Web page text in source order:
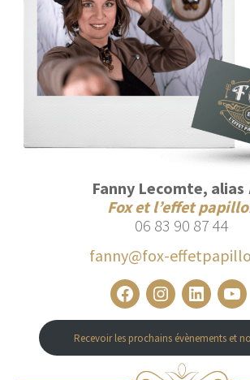
Fanny Lecomte, alias
Fox et l’effet
06 83 90 87 44
fanny@fox-
Facebook Instagram LinkedIn YouTube
Recevoir les prochains évènements et